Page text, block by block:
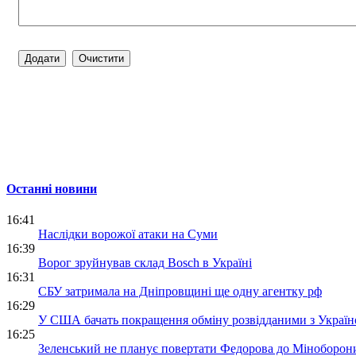
Останні новини
16:41
Наслідки ворожої атаки на Суми
16:39
Ворог зруйнував склад Bosch в Україні
16:31
СБУ затримала на Дніпровщині ще одну агентку рф
16:29
У США бачать покращення обміну розвідданими з
16:25
Зеленський не планує повертати Федорова до